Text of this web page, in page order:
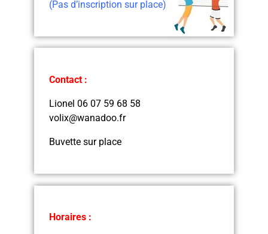
(Pas d’inscription sur place)
Contact :
Lionel 06 07 59 68 58
volix@wanadoo.fr
Buvette sur place
Horaires :